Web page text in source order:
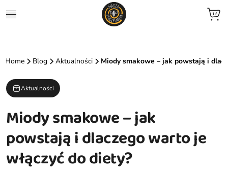
Home Blog Aktualności Miody smakowe – jak powstają i
Aktualności
Miody smakowe – jak
powstają i dlaczego warto je
włączyć do diety?